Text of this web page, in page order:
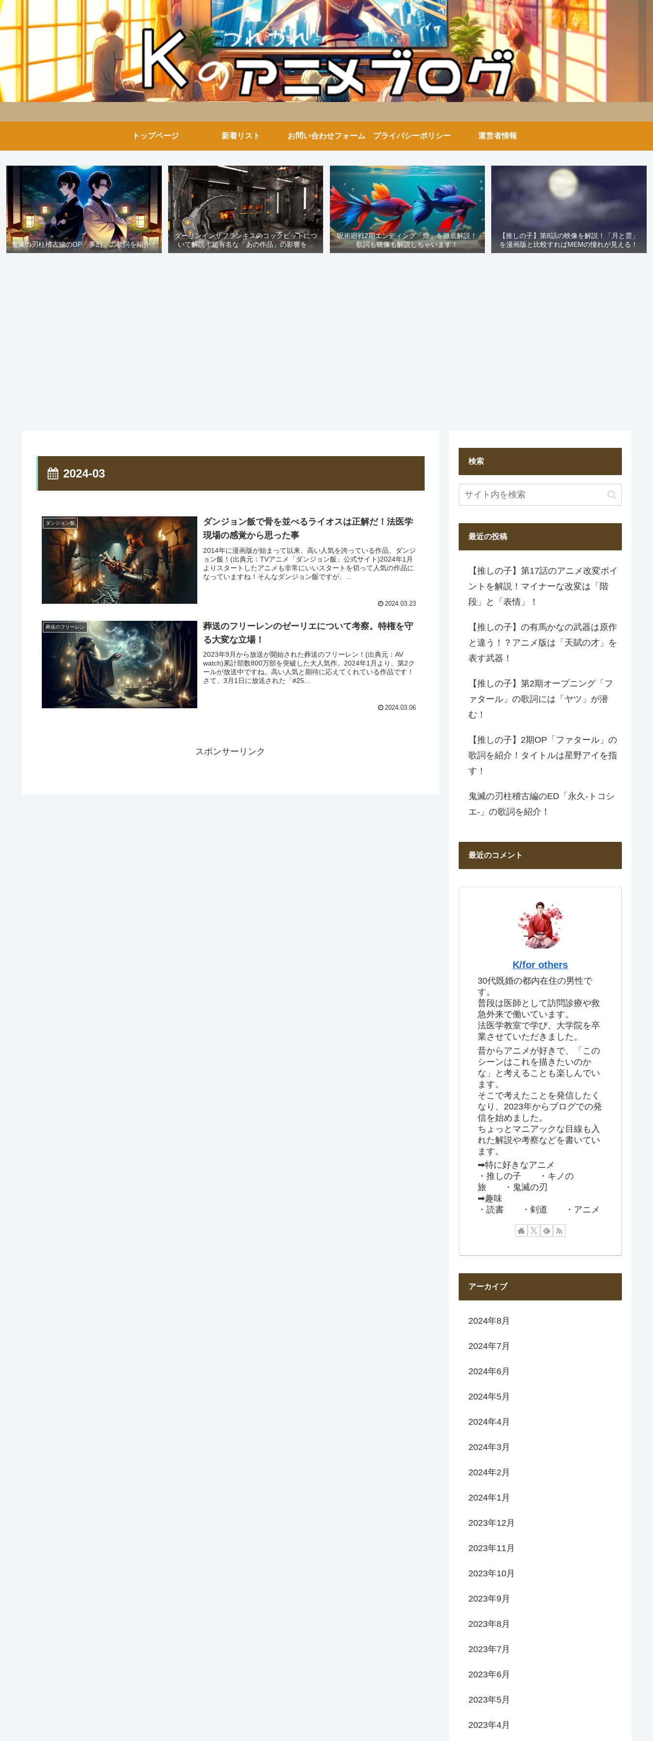
トップページ 新着リスト お問い合わせフォーム プライバシーポリシー 運営者情報
鬼滅の刃柱稽古編のOP「夢幻」の歌詞を紹介！
ダーリンインザフランキスのコックピットにつ
いて解説！超有名な「あの作品」の影響を解
説！
呪術廻戦2期エンディング「燈」を徹底解説！
歌詞も映像も解説しちゃいます！
【推しの子】第8話の映像を解説！「月と雲」
を漫画版と比較すればMEMの憧れが見える！
2024-03
ダンジョン飯
ダンジョン飯で骨を並べるライオスは正解だ！法医学
現場の感覚から思った事
2014年に漫画版が始まって以来、高い人気を誇っている作品、ダンジ
ョン飯！(出典元：TVアニメ「ダンジョン飯」公式サイト)2024年1月
よりスタートしたアニメも非常にいいスタートを切って人気の作品に
なっていますね！そんなダンジョン飯ですが、...
2024.03.23
葬送のフリーレン
葬送のフリーレンのゼーリエについて考察。特権を守
る大変な立場！
2023年9月から放送が開始された葬送のフリーレン！(出典元：AV
watch)累計部数800万部を突破した大人気作。2024年1月より、第2ク
ールが放送中ですね。高い人気と期待に応えてくれている作品です！
さて、3月1日に放送された「#25...
2024.03.06
スポンサーリンク
検索
最近の投稿
【推しの子】第17話のアニメ改変ポイ
ントを解説！マイナーな改変は「階
段」と「表情」！
【推しの子】の有馬かなの武器は原作
と違う！？アニメ版は「天賦の才」を
表す武器！
【推しの子】第2期オープニング「フ
ァタール」の歌詞には「ヤツ」が潜
む！
【推しの子】2期OP「ファタール」の
歌詞を紹介！タイトルは星野アイを指
す！
鬼滅の刃柱稽古編のED「永久-トコシ
エ-」の歌詞を紹介！
最近のコメント
K/for others
30代既婚の都内在住の男性で
す。
普段は医師として訪問診療や救
急外来で働いています。
法医学教室で学び、大学院を卒
業させていただきました。
昔からアニメが好きで、「この
シーンはこれを描きたいのか
な」と考えることも楽しんでい
ます。
そこで考えたことを発信したく
なり、2023年からブログでの発
信を始めました。
ちょっとマニアックな目線も入
れた解説や考察などを書いてい
ます。
➡特に好きなアニメ
・推しの子 ・キノの
旅 ・鬼滅の刃
➡趣味
・読書 ・剣道 ・アニメ
アーカイブ
2024年8月
2024年7月
2024年6月
2024年5月
2024年4月
2024年3月
2024年2月
2024年1月
2023年12月
2023年11月
2023年10月
2023年9月
2023年8月
2023年7月
2023年6月
2023年5月
2023年4月